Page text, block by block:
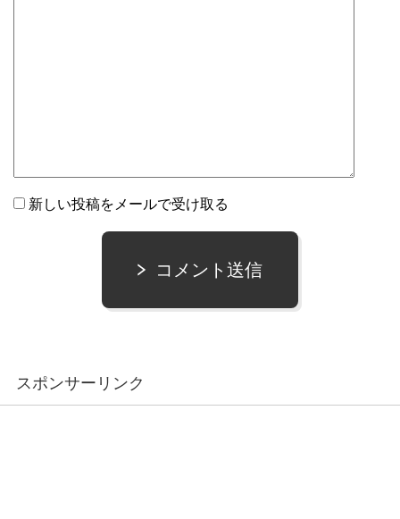
新しい投稿をメールで受け取る
コメント送信
スポンサーリンク